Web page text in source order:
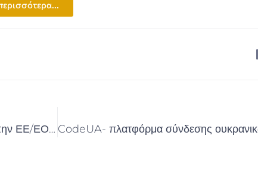
Πρόσκληση Εκδήλωσης Ενδιαφέροντος σε επιχειρήσεις με έδρα την ΕΕ/ΕΟΧ για επενδύσεις στην Ουκρανία